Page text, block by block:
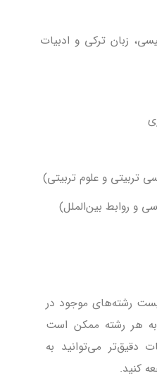
زبان ترکی و ادبیات
تربیتی و علوم تربیتی)
و روابط بین‌الملل)
رشته‌های موجود در
به هر رشته ممکن است
دقیق‌تر می‌توانید به
کنید.